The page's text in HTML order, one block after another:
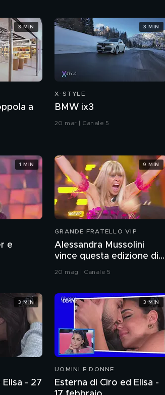
a
3 MIN
X-STYLE
BMW ix3
20 mar | Canale 5
3 MIN
e
1 MIN
GRANDE FRATELLO VIP
Alessandra Mussolini
vince questa edizione di
Grande Fratello VIP
20 mag | Canale 5
9 MIN
Elisa - 27
3 MIN
UOMINI E DONNE
Esterna di Ciro ed Elisa -
3 MIN